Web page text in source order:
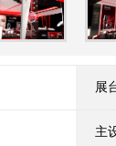
展
主